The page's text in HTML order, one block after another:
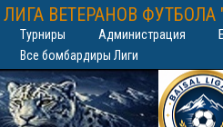
ЛИГА ВЕТЕРАНОВ ФУТБОЛА
Турниры Администрация
Все бомбардиры Лиги